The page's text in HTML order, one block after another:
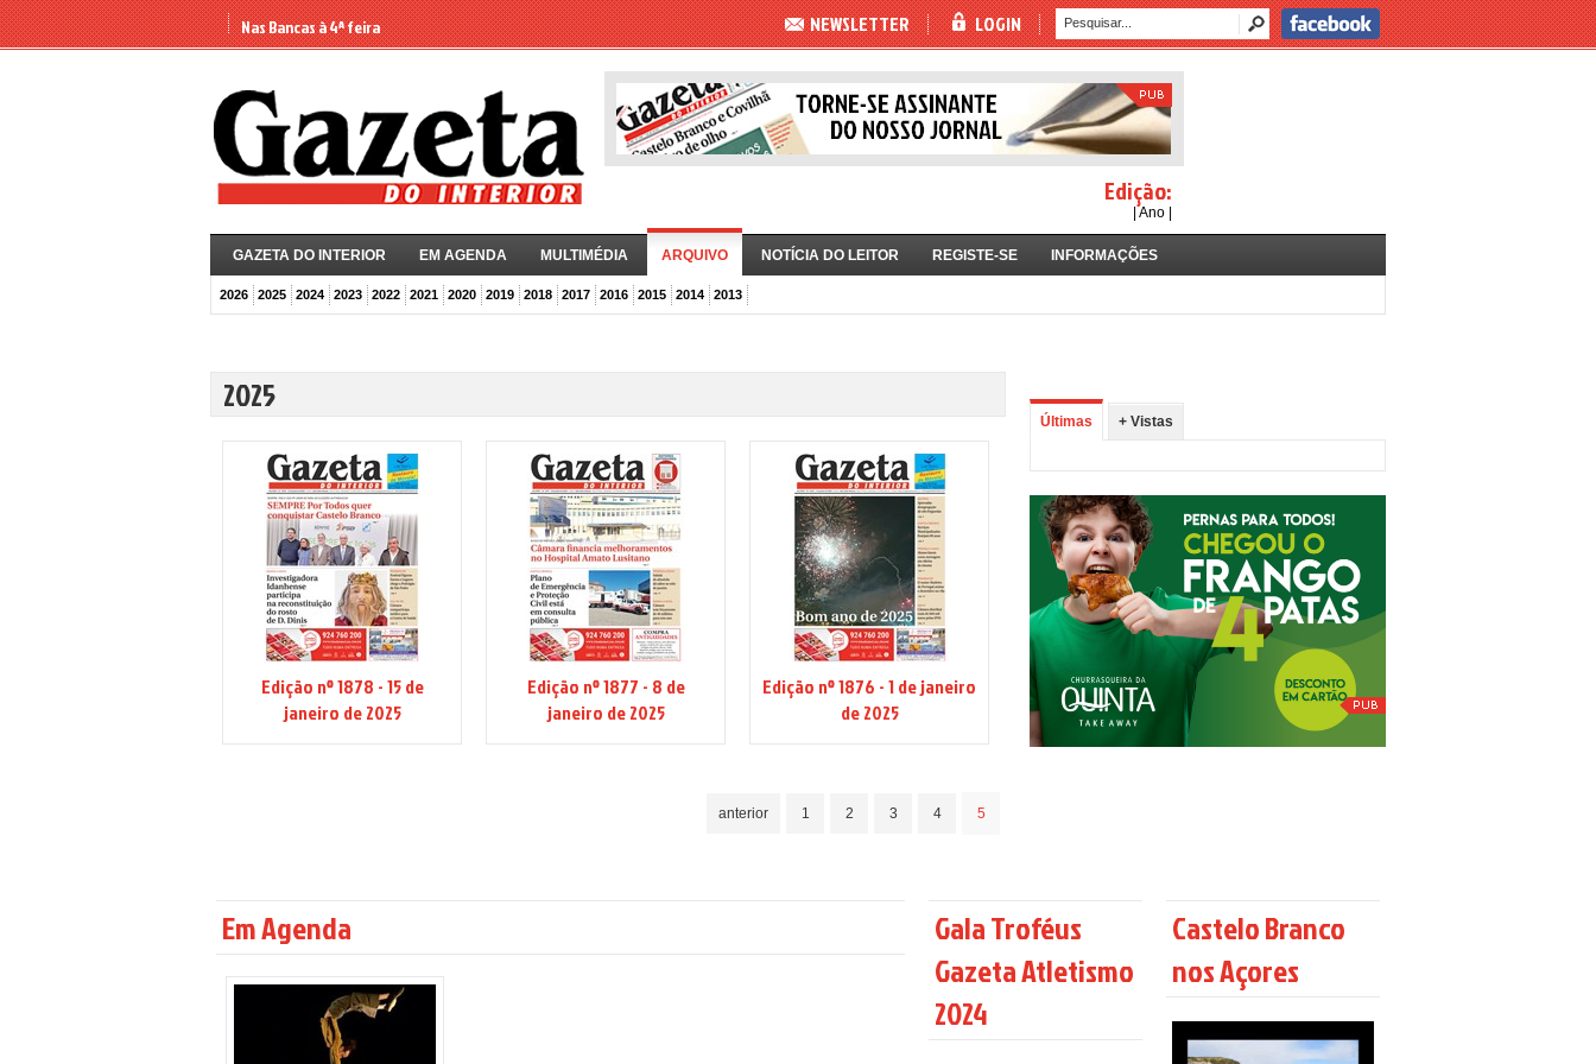
Nas Bancas à 4ª feira NEWSLETTER LOGIN
Edição:
| Ano |
GAZETA DO INTERIOR EM AGENDA MULTIMÉDIA ARQUIVO
2026 2025 2024 2023 2022 2021 2020 2019 2018 2017 2016 2015 2014 2013
NOTÍCIA DO LEITOR REGISTE-SE INFORMAÇÕES
2025
Edição nº 1878 - 15 de
janeiro de 2025
Edição nº 1877 - 8 de
janeiro de 2025
Edição nº 1876 - 1 de janeiro
de 2025
anterior 1 2 3 4 5
Últimas + Vistas
Em Agenda
Gala Troféus
Gazeta Atletismo
2024
Castelo Branco
nos Açores